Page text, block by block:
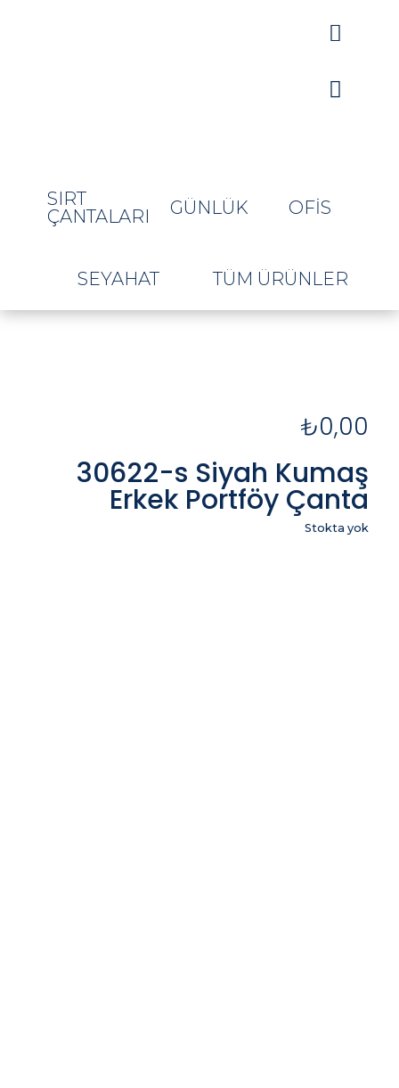


SIRT
ÇANTALARI
GÜNLÜK OFIS
SEYAHAT TÜM ÜRÜNLER
₺0,00
30622-s Siyah Kumaş
Erkek Portföy Çanta
Stokta yok